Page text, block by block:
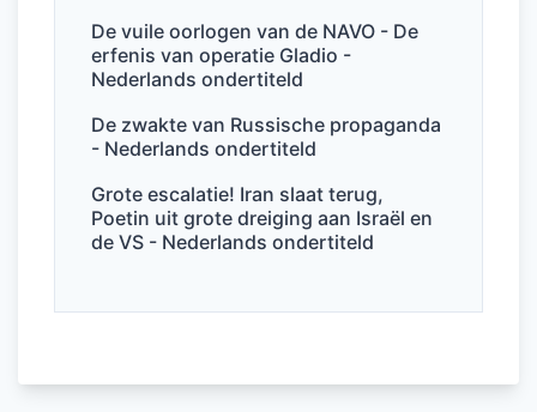
De vuile oorlogen van de NAVO - De
erfenis van operatie Gladio -
Nederlands ondertiteld
De zwakte van Russische propaganda
- Nederlands ondertiteld
Grote escalatie! Iran slaat terug,
Poetin uit grote dreiging aan Israël en
de VS - Nederlands ondertiteld